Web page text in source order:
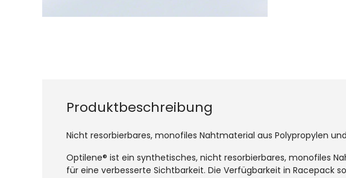
Produktbeschreibung
Nicht resorbierbares, monofiles Nahtmaterial aus Polypropylen
Optilene® ist ein synthetisches, nicht resorbierbares, monofiles
für eine verbesserte Sichtbarkeit. Die Verfügbarkeit in Racepack